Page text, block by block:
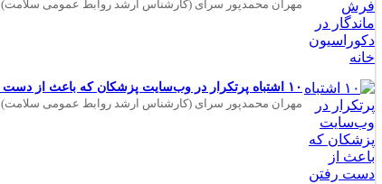
مهران محمدپور سرای (کارشناس ارشد روابط عمومی سلامت)
۱۰ اشتباه پرتکرار در وب‌سایت پزشکان که باعث از دست رفتن بیماران می‌شود
مهران محمدپور سرای (کارشناس ارشد روابط عمومی سلامت)